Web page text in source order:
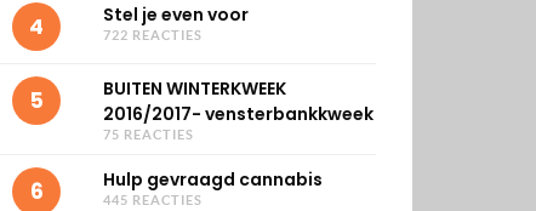
4 Stel je even voor
722 REACTIES
5
BUITEN WINTERKWEEK
2016/2017- vensterbankkweek
75 REACTIES
6 Hulp gevraagd cannabis
445 REACTIES